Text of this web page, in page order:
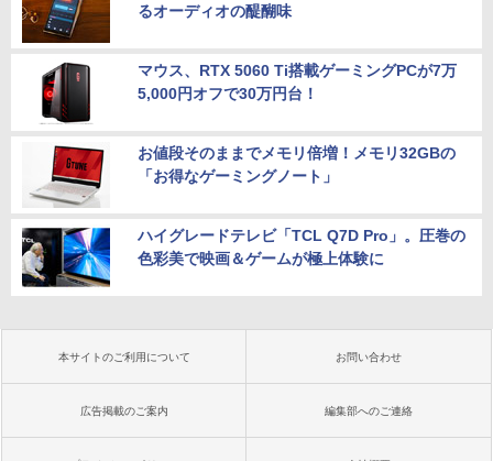
るオーディオの醍醐味
マウス、RTX 5060 Ti搭載ゲーミングPCが7万
5,000円オフで30万円台！
お値段そのままでメモリ倍増！メモリ32GBの
「お得なゲーミングノート」
ハイグレードテレビ「TCL Q7D Pro」。圧巻の
色彩美で映画＆ゲームが極上体験に
本サイトのご利用について お問い合わせ
広告掲載のご案内 編集部へのご連絡